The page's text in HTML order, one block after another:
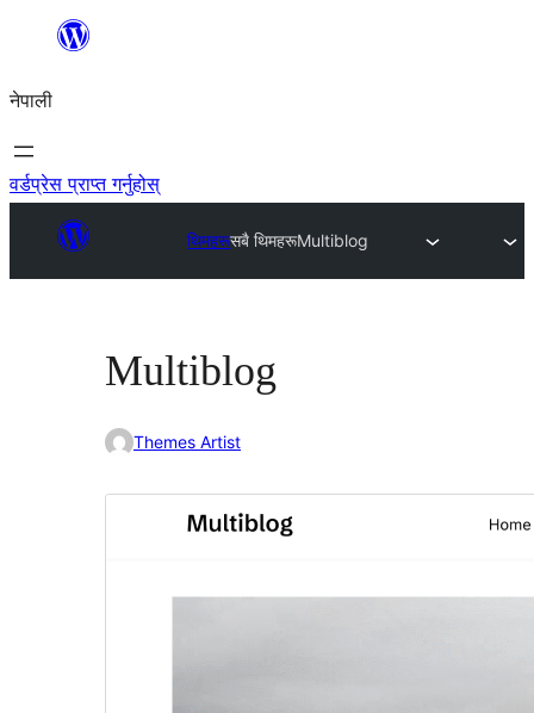
सामग्रीमा
नेपाली
वर्डप्रेस प्राप्त गर्नुहोस्
थिमहरूसबै थिमहरूMultiblog
Multiblog
Themes Artist